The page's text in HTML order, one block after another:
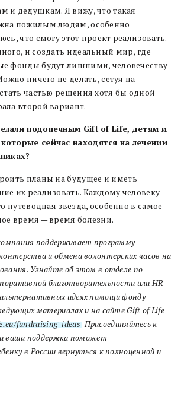
и дедушкам. Я вижу, что такая
пожилым людям, особенно
что смогу этот проект реализовать.
и создать идеальный мир, где
фонды будут лишними, человечеству
ничего не делать, сетуя на
частью решения хотя бы одной
второй вариант.
подопечным Gift of Life, детям и
сейчас находятся на лечении
планы на будущее и иметь
их реализовать. Каждому человеку
путеводная звезда, особенно в самое
время — время болезни.
поддерживает программу
и обмена волонтерских часов на
Узнайте об этом в отделе по
благотворительности или HR-
идеях помощи фонду
материалах и на сайте Gift of Life
fundraising-ideas. Присоединяйтесь к
ваша поддержка поможет
в России вернуться к полноценной и